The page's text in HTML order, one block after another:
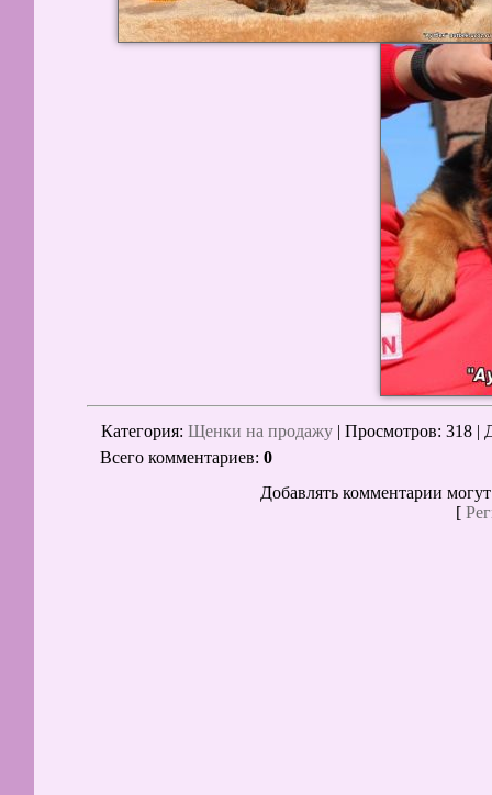
Категория: Щенки на продажу | Просмотров: 318 |
Всего комментариев: 0
Добавлять комментарии
[